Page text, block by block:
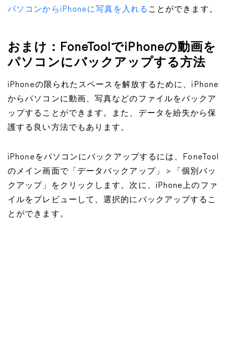
パソコンからiPhoneに写真を入れる ことができます。
おまけ：FoneToolでiPhoneの動画を
パソコンにバックアップする方法
iPhoneの限られたスペースを解放するために、iPhone
からパソコンに動画、写真などのファイルをバックア
ップすることができます。また、データを紛失から保
護する良い方法でもあります。
iPhoneをパソコンにバックアップするには、FoneTool
のメイン画面で「データバックアップ」＞「個別バッ
クアップ」をクリックします。次に、iPhone上のファ
イルをプレビューして、選択的にバックアップするこ
とができます。